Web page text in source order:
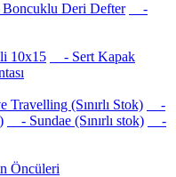
Deri Defter
-
10x15
- Sert Kapak
(Sınırlı Stok)
-
- Sundae (Sınırlı stok)
-
Öncüleri